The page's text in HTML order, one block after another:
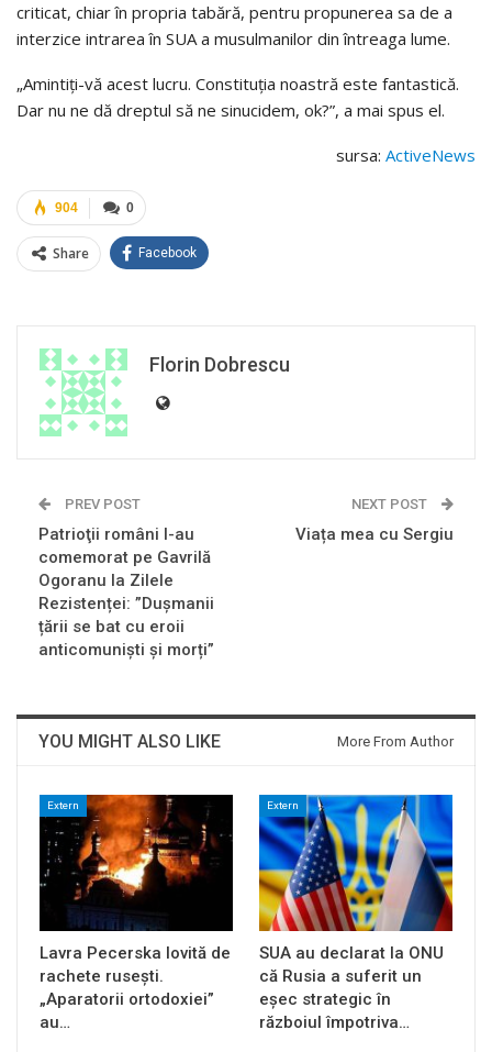
criticat, chiar în propria tabără, pentru propunerea sa de a
interzice intrarea în SUA a musulmanilor din întreaga lume.
„Amintiți-vă acest lucru. Constituția noastră este fantastică.
Dar nu ne dă dreptul să ne sinucidem, ok?”, a mai spus el.
sursa: ActiveNews
0
904
Share Facebook
Florin Dobrescu
PREV POST
Patrioţii români l-au
comemorat pe Gavrilă
Ogoranu la Zilele
Rezistenței: ”Dușmanii
țării se bat cu eroii
anticomuniști și morți”
NEXT POST
Viața mea cu Sergiu
YOU MIGHT ALSO LIKE More From Author
Extern
Lavra Pecerska lovită de
rachete rusești.
„Aparatorii ortodoxiei”
au…
Extern
SUA au declarat la ONU
că Rusia a suferit un
eșec strategic în
războiul împotriva…